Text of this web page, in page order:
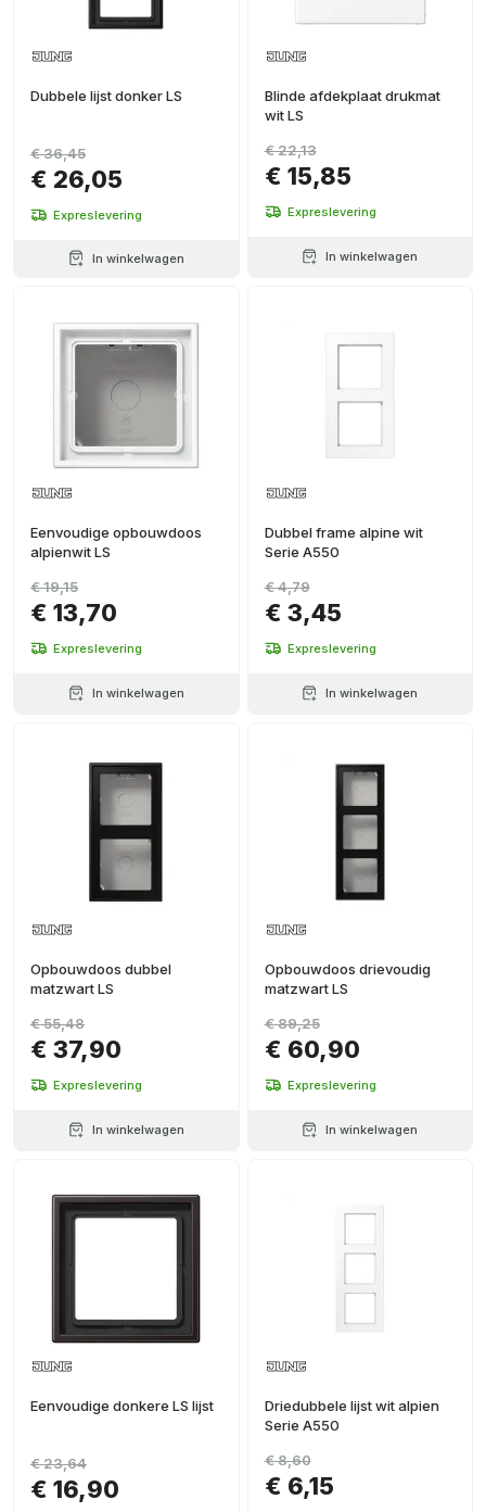
Dubbele lijst donker LS
€ 26,05
€ 36,45
Expreslevering
In winkelwagen
Blinde afdekplaat drukmat
wit LS
€ 15,85
€ 22,13
Expreslevering
In winkelwagen
Eenvoudige opbouwdoos
alpienwit LS
€ 13,70
€ 19,15
Expreslevering
In winkelwagen
Dubbel frame alpine wit
Serie A550
€ 3,45
€ 4,79
Expreslevering
In winkelwagen
Opbouwdoos dubbel
matzwart LS
€ 37,90
€ 55,48
Expreslevering
In winkelwagen
Opbouwdoos drievoudig
matzwart LS
€ 60,90
€ 89,25
Expreslevering
In winkelwagen
Eenvoudige donkere LS lijst
€ 16,90
€ 23,64
Driedubbele lijst wit alpien
Serie A550
€ 6,15
€ 8,60